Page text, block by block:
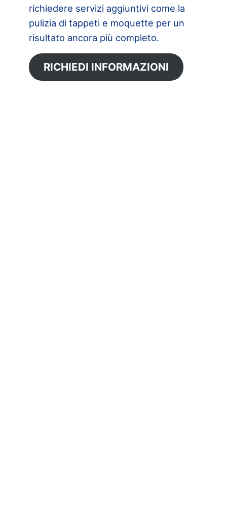
richiedere servizi aggiuntivi come la
pulizia di tappeti e moquette per un
risultato ancora più completo.
RICHIEDI INFORMAZIONI